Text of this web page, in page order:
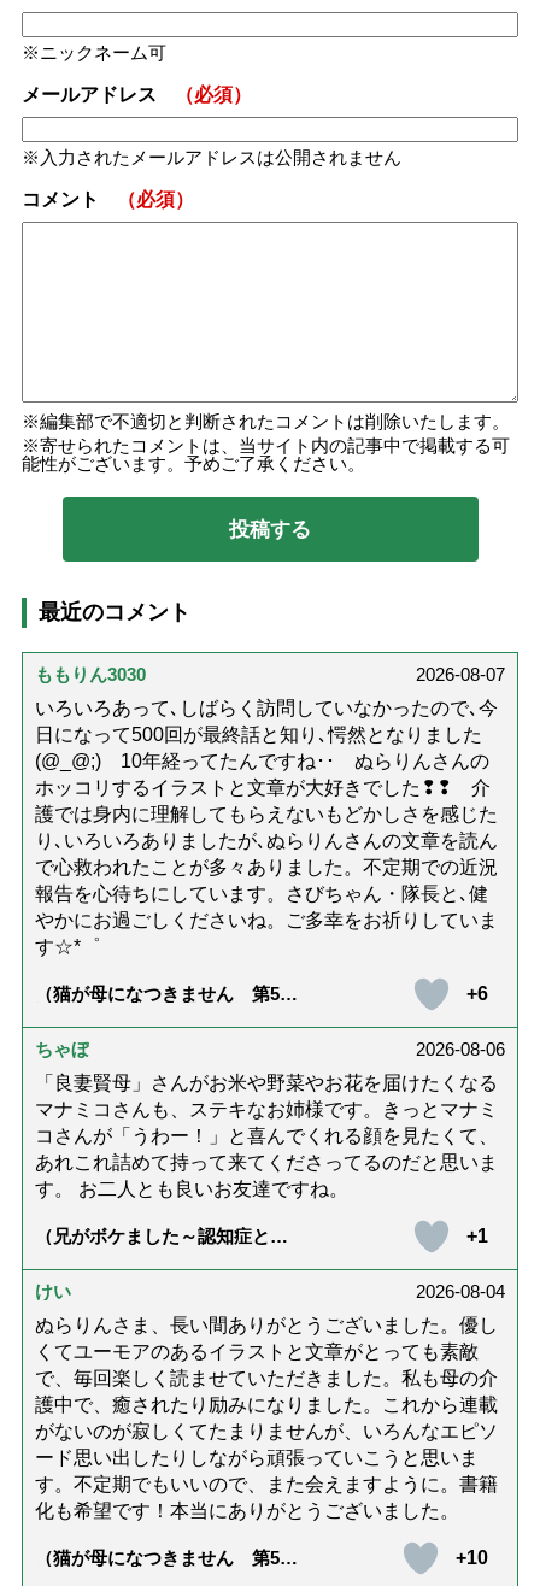
ニックネーム可
メールアドレス （必須）
入力されたメールアドレスは公開されません
コメント （必須）
編集部で不適切と判断されたコメントは削除いたします。
寄せられたコメントは、当サイト内の記事中で掲載する可
能性がございます。予めご了承ください。
最近のコメント
ももりん3030
2026-08-07
いろいろあって､しばらく訪問していなかったので､今
日になって500回が最終話と知り､愕然となりました
(@_@;) 10年経ってたんですね･･ ぬらりんさんの
ホッコリするイラストと文章が大好きでした❢❢ 介
護では身内に理解してもらえないもどかしさを感じた
り､いろいろありましたが､ぬらりんさんの文章を読ん
で心救われたことが多々ありました。不定期での近況
報告を心待ちにしています。さびちゃん・隊長と､健
やかにお過ごしくださいね。ご多幸をお祈りしていま
す☆*゜
（猫が母になつきません 第500
+6
ちゃぼ
2026-08-06
「良妻賢母」さんがお米や野菜やお花を届けたくなる
マナミコさんも、ステキなお姉様です。きっとマナミ
コさんが「うわー！」と喜んでくれる顔を見たくて、
あれこれ詰めて持って来てくださってるのだと思いま
す。 お二人とも良いお友達ですね。
（兄がボケました～認知症と介
達』が届きました」）
+1
けい
2026-08-04
ぬらりんさま、長い間ありがとうございました。優し
くてユーモアのあるイラストと文章がとっても素敵
で、毎回楽しく読ませていただきました。私も母の介
護中で、癒されたり励みになりました。これから連載
がないのが寂しくてたまりませんが、いろんなエピソ
ード思い出したりしながら頑張っていこうと思いま
す。不定期でもいいので、また会えますように。書籍
化も希望です！本当にありがとうございました。
（猫が母になつきません 第500
+10